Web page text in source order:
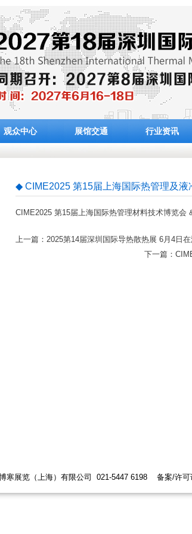
观众中心 展馆交通 行业资讯
◆ CIME2025 第15届上海国际热管理及液
CIME2025 第15届上海国际热管理材料技术博览会
上一篇：2025第14届深圳国际导热散热展 6月4日
下一篇：
021-5447 6198 备案/许可证编